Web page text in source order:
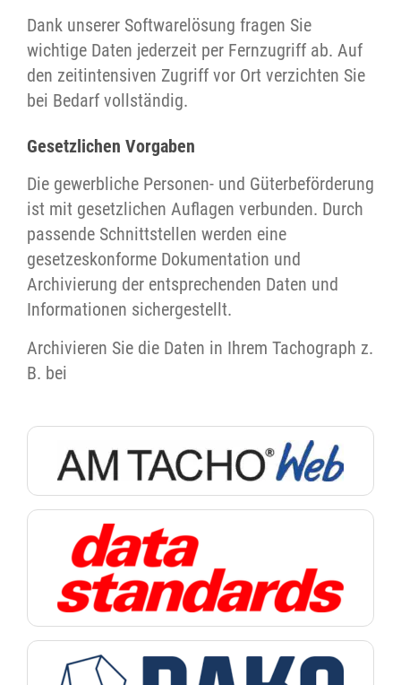
Dank unserer Softwarelösung fragen Sie
wichtige Daten jederzeit per Fernzugriff ab. Auf
den zeitintensiven Zugriff vor Ort verzichten Sie
bei Bedarf vollständig.
Gesetzlichen Vorgaben
Die gewerbliche Personen- und Güterbeförderung
ist mit gesetzlichen Auflagen verbunden. Durch
passende Schnittstellen werden eine
gesetzeskonforme Dokumentation und
Archivierung der entsprechenden Daten und
Informationen sichergestellt.
Archivieren Sie die Daten in Ihrem Tachograph z.
B. bei